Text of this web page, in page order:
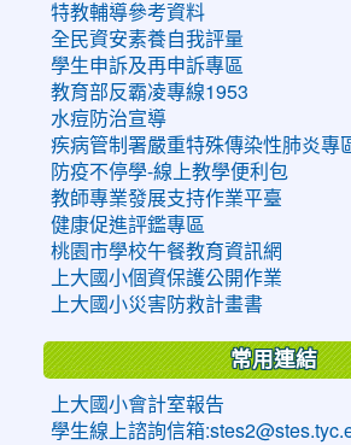
特教輔導參考資料
全民資安素養自我評量
學生申訴及再申訴專區
教育部反霸凌專線1953
水痘防治宣導
疾病管制署嚴重特殊傳染性肺炎專
防疫不停學-線上教學便利包
教師專業發展支持作業平臺
健康促進評鑑專區
桃園市學校午餐教育資訊網
上大國小個資保護公開作業
上大國小災害防救計畫書
常用連結
上大國小會計室報告
學生線上諮詢信箱